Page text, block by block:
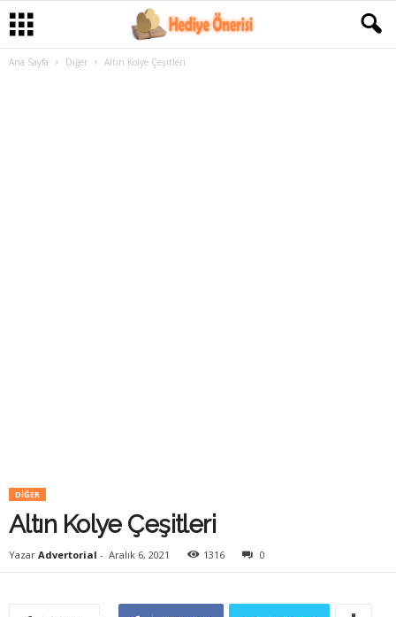
Ana Sayfa Diğer Altın Kolye Çeşitleri
DIĞER
Altın Kolye Çeşitleri
Yazar Advertorial - Aralık 6, 2021 1316 0